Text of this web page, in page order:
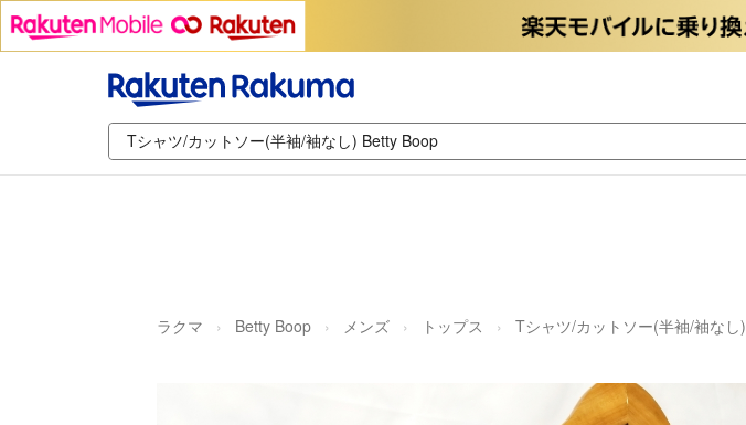
ラクマ Betty Boop メンズ トップス Tシャツ/カットソー(半袖/袖なし)